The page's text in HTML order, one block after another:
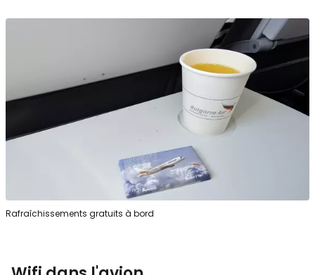
Rafraîchissements gratuits à bord